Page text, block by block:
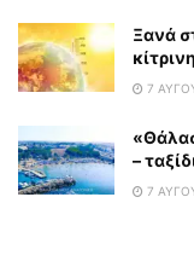
Ξανά
7
–
7